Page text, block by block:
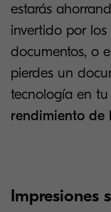
estarás
invertido por
documentos, o
pierdes un
tecnología en tu
rendimiento de
Impresiones